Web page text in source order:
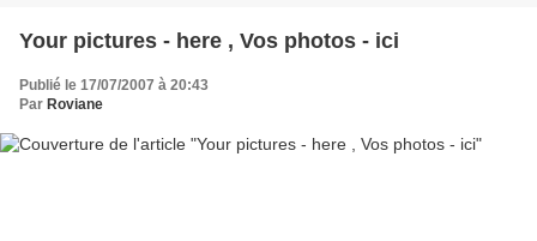
Your pictures - here , Vos photos - ici
Publié le 17/07/2007 à 20:43
Par Roviane